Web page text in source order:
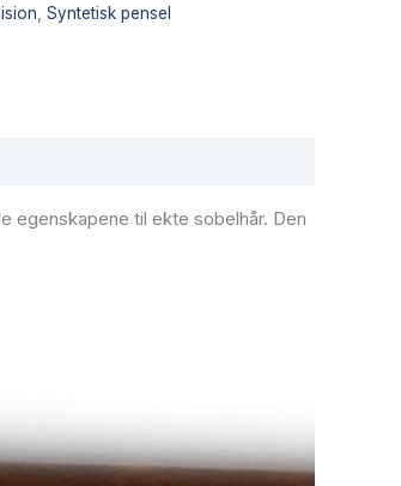
, Syntetisk pensel
egenskapene til ekte sobelhår. Den